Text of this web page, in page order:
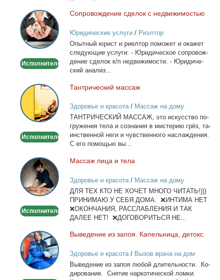
Сопровождение
сделок
с
недвижимостью
Исполнитель
Со­про­вож­де­ние сде­лок с недви­жи­мо­стью
Юридические услуги/ Риэлтор
Опыт­ный юрист и ри­ел­тор по­мо­жет и ока­жет
сле­ду­ю­щие услу­ги: - Юри­ди­че­ское со­про­вож­
де­ние сде­лок к/п недви­жи­мо­сти. - Юри­ди­че­
ский ана­лиз...
Тантрический
массаж
Исполнитель
Тан­три­че­ский мас­саж
Здоровье и красота/ Массаж на дому
ТАНТРИЧЕСКИЙ МАССАЖ, это ис­кус­ство по­
гру­же­ния те­ла и со­зна­ния в ми­сте­рию грёз, та­
ин­ствен­ной неги и чув­ствен­но­го на­сла­жде­ния.
С его по­мо­щью вы...
Массаж
лица
и
тела
Исполнитель
Мас­саж ли­ца и те­ла
Здоровье и красота/ Массаж на дому
ДЛЯ ТЕХ КТО НЕ ХОЧЕТ МНОГО ЧИТАТЬ!)))
ПРИНИМАЮ У СЕБЯ ДОМА. ❌ИНТИМА НЕТ
❌ОКОНЧАНИЯ, РАССЛАБЛЕНИЯ И ТАК
ДАЛЕЕ НЕТ! ❌ДОГОВОРИТЬСЯ НЕ...
Выведение
из
запоя.
Капельница,
Вы­ве­де­ние из за­поя. Ка­пель­ни­ца, де­токс.
Здоровье и красота/ Вызов врача на дом
Вы­ве­де­ние из за­поя лю­бой дли­тель­но­сти. Ко­
ди­ро­ва­ние. Сня­тие нар­ко­ти­че­ской лом­ки.